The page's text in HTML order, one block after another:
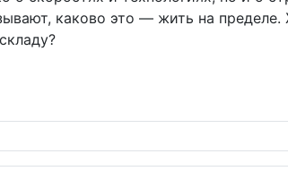
каково это — жить на
сердца автолюбителей